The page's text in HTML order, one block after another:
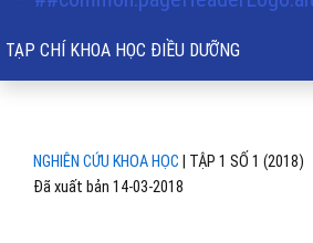
TẠP CHÍ KHOA HỌC ĐIỀU DƯỠNG
NGHIÊN CỨU KHOA HỌC TẬP 1 SỐ 1 (2018)
Đã xuất bản 14-03-2018